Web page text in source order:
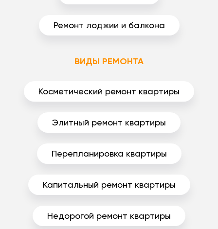
Ремонт лоджии и балкона
ВИДЫ РЕМОНТА
Косметический ремонт квартиры
Элитный ремонт квартиры
Перепланировка квартиры
Капитальный ремонт квартиры
Недорогой ремонт квартиры